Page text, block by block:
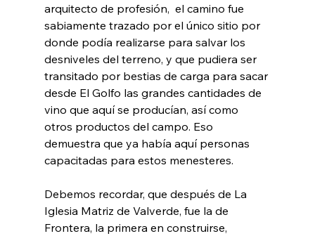
arquitecto de profesión,  el camino fue
sabiamente trazado por el único sitio por
donde podía realizarse para salvar los
desniveles del terreno, y que pudiera ser
transitado por bestias de carga para sacar
desde El Golfo las grandes cantidades de
vino que aquí se producían, así como
otros productos del campo. Eso
demuestra que ya había aquí personas
capacitadas para estos menesteres.
Debemos recordar, que después de La
Iglesia Matriz de Valverde, fue la de
Frontera, la primera en construirse,